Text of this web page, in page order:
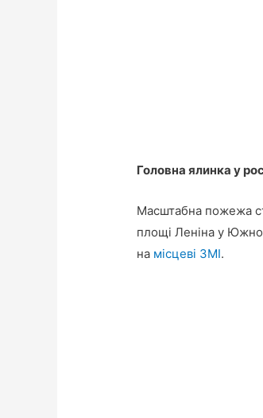
Головна ялинка у
Масштабна пожежа
площі Леніна у
на місцеві ЗМІ.